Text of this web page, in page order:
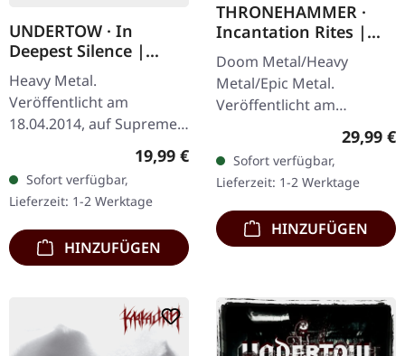
UNDERTOW · In
Deepest Silence |
BLACK LP
Heavy Metal.
Veröffentlicht am
18.04.2014, auf Supreme
Schwarzes Vinyl im
Gatefold-Cover. Limitiert
auf 200 Exemplare. · 180g
Vinyl…
Regulärer Preis:
19,99 €
Sofort verfügbar,
Lieferzeit: 1-2 Werktage
HINZUFÜGEN
THRONEHAMMER ·
Incantation Rites |
SPLATTER 2LP
Doom Metal/Heavy
Metal/Epic Metal.
Veröffentlicht am
21.10.2022, auf Supreme
Chaos Records. SCR-
exklusives Transparent
Rot/Schwarz/Weiß…
29,99 €
Sofort verfügbar,
Lieferzeit: 1-2 Werktage
HINZUFÜGEN